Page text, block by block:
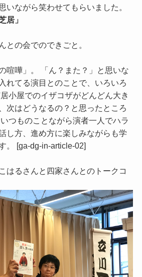
いながら笑わせてもらいました。
居」
との会でのできごと。
喧嘩」。 「ん？また？」と思いな
れてる演目とのことで、いろいろ
小屋でのイザコザがどんどん大き
次はどうなるの？と思ったところ
つものことながら演者一人でハラ
し方、進め方に楽しみながらも学
。 [ga-dg-in-article-02]
はるさんと四家さんとのトークコ